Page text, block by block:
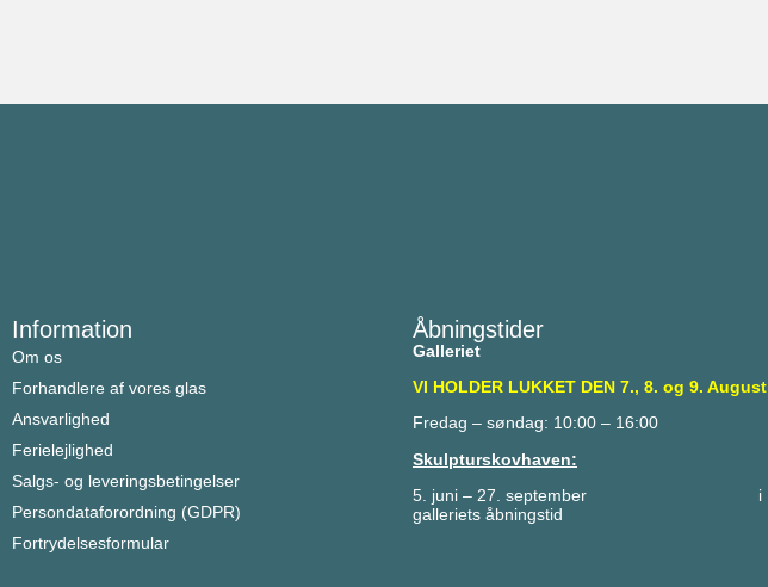
Information
Om os
Forhandlere af vores glas
Ansvarlighed
Ferielejlighed
Salgs- og leveringsbetingelser
Persondataforordning (GDPR)
Fortrydelsesformular
Åbningstider
Galleriet
VI HOLDER LUKKET DEN 7., 8. og 9. August
Fredag – søndag: 10:00 – 16:00
Skulpturskovhaven:
5. juni – 27. september i
galleriets åbningstid